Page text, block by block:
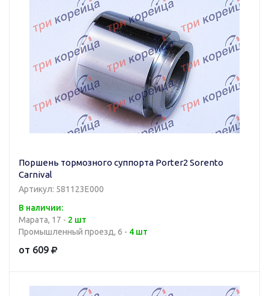
Поршень тормозного суппорта Porter2 Sorento
Carnival
Артикул: 581123E000
В наличии:
Марата, 17 - 2 шт
Промышленный проезд, 6 - 4 шт
от 609